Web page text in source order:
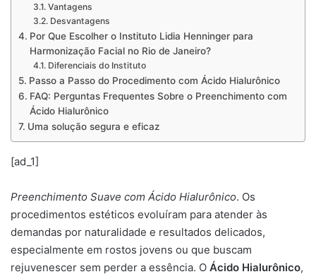
Vantagens
Desvantagens
Por Que Escolher o Instituto Lidia Henninger para
Harmonização Facial no Rio de Janeiro?
Diferenciais do Instituto
Passo a Passo do Procedimento com Ácido Hialurônico
FAQ: Perguntas Frequentes Sobre o Preenchimento com
Ácido Hialurônico
Uma solução segura e eficaz
[ad_1]
Preenchimento Suave com Ácido Hialurônico. Os
procedimentos estéticos evoluíram para atender às
demandas por naturalidade e resultados delicados,
especialmente em rostos jovens ou que buscam
rejuvenescer sem perder a essência. O Ácido Hialurônico,